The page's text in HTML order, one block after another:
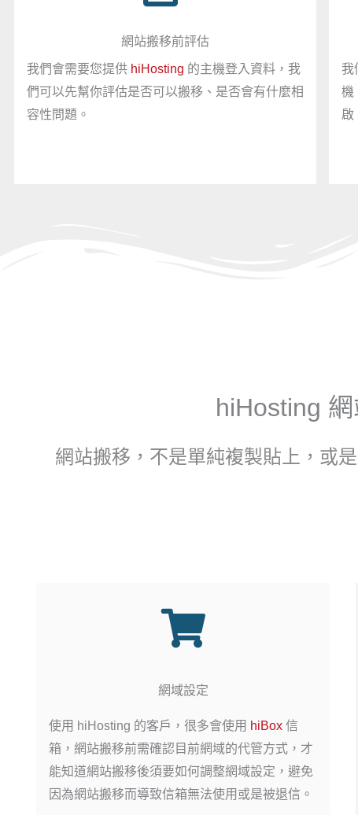
網站搬移前評估
我們會需要您提供 hiHosting 的主機登入資料，我
們可以先幫你評估是否可以搬移、是否會有什麼相
容性問題。
我
機
啟
hiHosting
網站搬移，不是單純複製貼上，或
網域設定
使用 hiHosting 的客戶，很多會使用 hiBox 信
箱，網站搬移前需確認目前網域的代管方式，才
能知道網站搬移後須要如何調整網域設定，避免
因為網站搬移而導致信箱無法使用或是被退信。